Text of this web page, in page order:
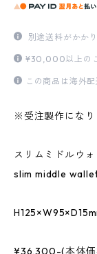
別途送料がかか
¥30,000以上のご
この商品は海外
※受注製作になり
スリムミドルウ
slim middle
¥36,300-(本体